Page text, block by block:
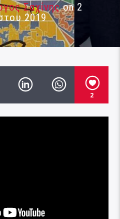
Σαχίνηςon 2
2019
2